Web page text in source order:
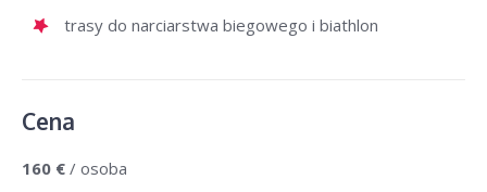
trasy do narciarstwa biegowego i biathlon
Cena
160 € / osoba